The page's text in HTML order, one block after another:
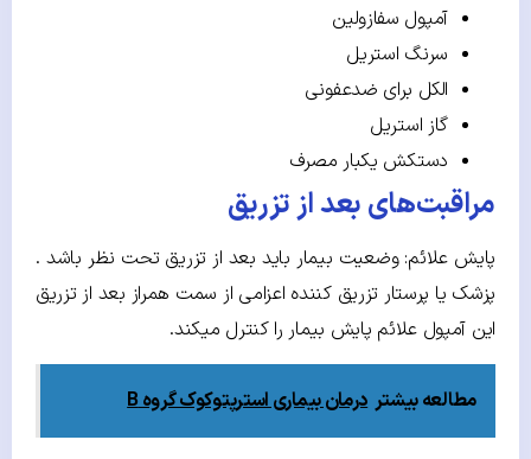
آمپول سفازولین
سرنگ استریل
الکل برای ضدعفونی
گاز استریل
دستکش یکبار مصرف
مراقبت‌های بعد از تزریق
پایش علائم: وضعیت بیمار باید بعد از تزریق تحت نظر باشد .
پزشک یا پرستار تزریق کننده اعزامی از سمت همراز بعد از تزریق
این آمپول علائم پایش بیمار را کنترل میکند.
مطالعه بیشتر درمان بیماری استرپتوکوک گروه B‌